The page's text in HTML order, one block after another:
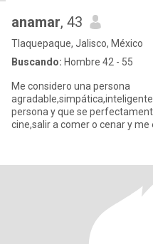
anamar, 43
Tlaquepaque, Jalisco, México
Buscando: Hombre 42 - 55
Me considero una persona
persona y que se
cine,salir a comer o cenar y